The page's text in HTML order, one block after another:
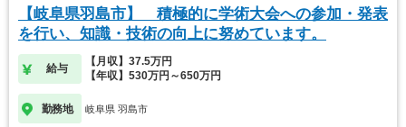
【岐阜県羽島市】 積極的に学術大会への参加・発表
を行い、知識・技術の向上に努めています。
給与
【月収】37.5万円
【年収】530万円～650万円
勤務地 岐阜県 羽島市